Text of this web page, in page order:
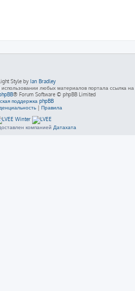
Style by Ian Bradley
любых материалов портала ссылка на
® Forum Software © phpBB Limited
поддержка phpBB
| Правила
компанией Датахата